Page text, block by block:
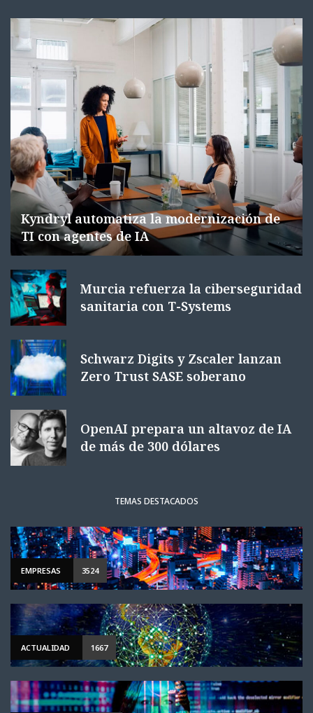
Kyndryl automatiza la modernización de
TI con agentes de IA
Murcia refuerza la ciberseguridad
sanitaria con T-Systems
Schwarz Digits y Zscaler lanzan
Zero Trust SASE soberano
OpenAI prepara un altavoz de IA
de más de 300 dólares
TEMAS DESTACADOS
EMPRESAS 3524
ACTUALIDAD 1667